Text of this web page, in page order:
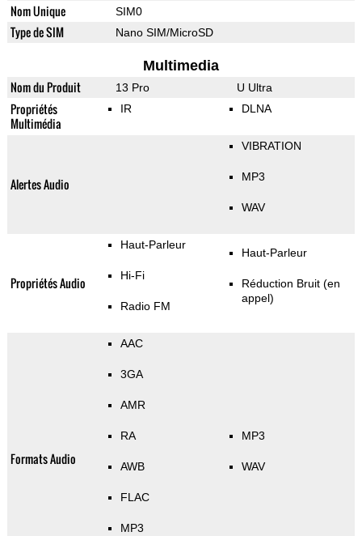
Nom Unique SIM0
Type de SIM Nano SIM/MicroSD
Multimedia
Nom du Produit 13 Pro U Ultra
Propriétés
Multimédia
IR DLNA
Alertes Audio
VIBRATION
MP3
WAV
Propriétés Audio
Haut-Parleur
Hi-Fi
Radio FM
Haut-Parleur
Réduction Bruit (en
appel)
Formats Audio
AAC
3GA
AMR
RA
AWB
FLAC
MP3
MP3
WAV